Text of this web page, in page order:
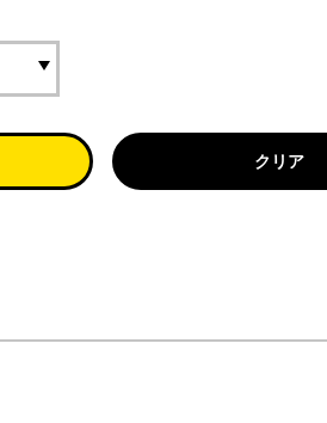
クリア